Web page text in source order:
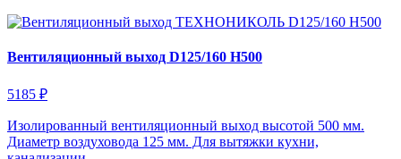
Вентиляционный выход D125/160 H500
5185 ₽
Изолированный вентиляционный выход высотой 500 мм.
Диаметр воздуховода 125 мм. Для вытяжки кухни,